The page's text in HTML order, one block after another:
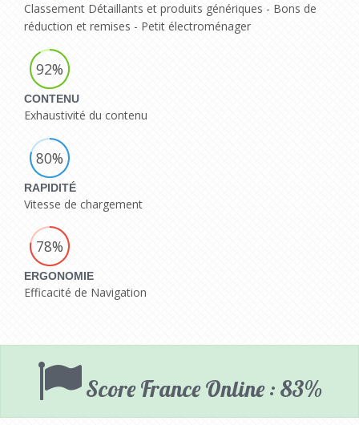
Classement Détaillants et produits génériques - Bons de
réduction et remises - Petit électroménager
92%
CONTENU
Exhaustivité du contenu
80%
RAPIDITÉ
Vitesse de chargement
78%
ERGONOMIE
Efficacité de Navigation
Score France Online : 83%